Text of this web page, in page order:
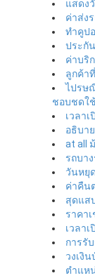
แสดง
ค่าส่ง
ทำคูป
ประกั
ค่าบริ
ลูกค้า
ไปรษ
ชอบชดใ
เวลา
อธิบา
at all
รถบา
วันหยุ
ค่าคืน
สุดแส
ราคา
เวลา
การรั
วงเงิ
ตำแห